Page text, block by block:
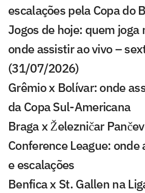
escalações pela Copa do
Jogos de hoje: quem joga
onde assistir ao vivo –
(31/07/2026)
Grêmio x Bolívar: onde
da Copa Sul-Americana
Braga x Železničar
Conference League: onde
e escalações
Benfica x St. Gallen na